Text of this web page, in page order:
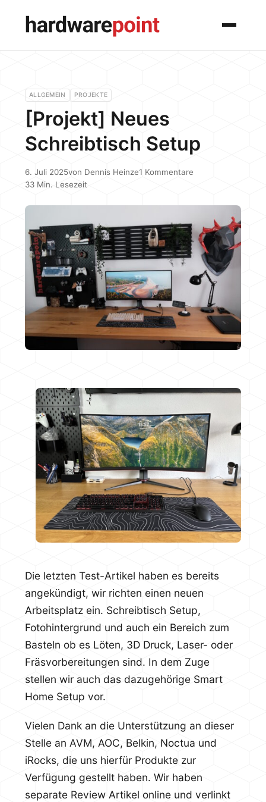
Menü
ALLGEMEIN PROJEKTE
[Projekt] Neues
Schreibtisch Setup
6. Juli 2025von Dennis Heinze1 Kommentare
33 Min. Lesezeit
Die letzten Test-Artikel haben es bereits
angekündigt, wir richten einen neuen
Arbeitsplatz ein. Schreibtisch Setup,
Fotohintergrund und auch ein Bereich zum
Basteln ob es Löten, 3D Druck, Laser- oder
Fräsvorbereitungen sind. In dem Zuge
stellen wir auch das dazugehörige Smart
Home Setup vor.
Vielen Dank an die Unterstützung an dieser
Stelle an AVM, AOC, Belkin, Noctua und
iRocks, die uns hierfür Produkte zur
Verfügung gestellt haben. Wir haben
separate Review Artikel online und verlinkt